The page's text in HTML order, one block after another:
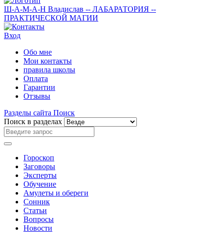
Ш-А-М-А-Н Владислав -- ЛАБАРАТОРИЯ --
ПРАКТИЧЕСКОЙ МАГИИ
Вход
Обо мне
Мои контакты
правила школы
Оплата
Гарантии
Отзывы
Разделы сайта Поиск
Поиск в разделах
Гороскоп
Заговоры
Эксперты
Обучение
Амулеты и обереги
Сонник
Статьи
Вопросы
Новости